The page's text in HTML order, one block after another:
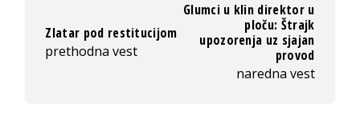
Zlatar pod restitucijom
prethodna vest
Glumci u klin direktor u
ploču: Štrajk
upozorenja uz sjajan
provod
naredna vest